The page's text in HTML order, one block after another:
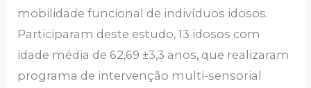
mobilidade funcional de indivíduos idosos.
Participaram deste estudo, 13 idosos com
idade média de 62,69 ±3,3 anos, que realizaram
programa de intervenção multi-sensorial